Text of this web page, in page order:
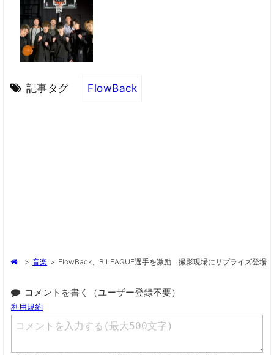
記事タグ FlowBack
> 音楽 > FlowBack、B.LEAGUE選手を激励 撮影現場にサプライズ登場
コメントを書く（ユーザー登録不要）